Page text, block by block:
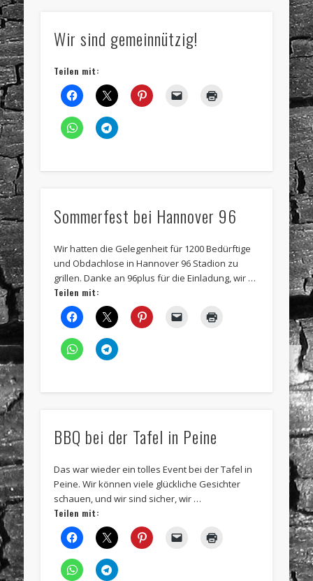
Wir sind gemeinnützig!
Teilen mit:
Sommerfest bei Hannover 96
Wir hatten die Gelegenheit für 1200 Bedürftige
und Obdachlose in Hannover 96 Stadion zu
grillen. Danke an 96plus für die Einladung, wir …
Teilen mit:
BBQ bei der Tafel in Peine
Das war wieder ein tolles Event bei der Tafel in
Peine. Wir können viele glückliche Gesichter
schauen, und wir sind sicher, wir …
Teilen mit: